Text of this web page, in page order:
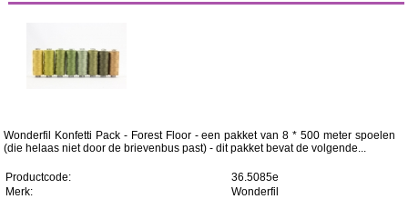
Wonderfil Konfetti Pack - Forest Floor - een pakket van 8 * 500 meter spoelen
(die helaas niet door de brievenbus past) - dit pakket bevat de volgende...
Productcode:
36.5085e
Merk:
Wonderfil